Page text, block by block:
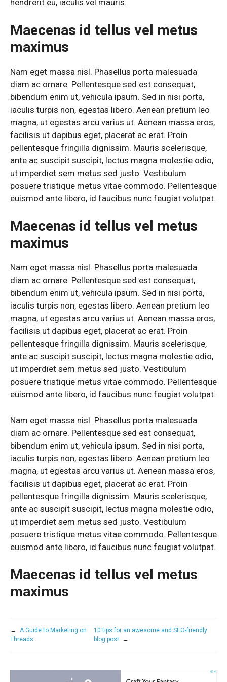
hendrerit eu, iaculis vel mauris.
Maecenas id tellus vel metus
maximus
Nam eget massa nisl. Phasellus porta malesuada
diam ac ornare. Pellentesque sed est consequat,
bibendum enim ut, vehicula ipsum. Sed in nisi porta,
iaculis turpis non, egestas libero. Aenean pretium leo
magna, ut egestas arcu varius ut. Aenean massa eros,
facilisis ut dapibus eget, placerat ac erat. Proin
pellentesque fringilla dignissim. Mauris scelerisque,
ante ac suscipit suscipit, lectus magna molestie odio,
ut imperdiet sem metus sed justo. Vestibulum
posuere tristique metus vitae commodo. Pellentesque
euismod ante libero, id faucibus nunc feugiat volutpat.
Maecenas id tellus vel metus
maximus
Nam eget massa nisl. Phasellus porta malesuada
diam ac ornare. Pellentesque sed est consequat,
bibendum enim ut, vehicula ipsum. Sed in nisi porta,
iaculis turpis non, egestas libero. Aenean pretium leo
magna, ut egestas arcu varius ut. Aenean massa eros,
facilisis ut dapibus eget, placerat ac erat. Proin
pellentesque fringilla dignissim. Mauris scelerisque,
ante ac suscipit suscipit, lectus magna molestie odio,
ut imperdiet sem metus sed justo. Vestibulum
posuere tristique metus vitae commodo. Pellentesque
euismod ante libero, id faucibus nunc feugiat volutpat.
Nam eget massa nisl. Phasellus porta malesuada
diam ac ornare. Pellentesque sed est consequat,
bibendum enim ut, vehicula ipsum. Sed in nisi porta,
iaculis turpis non, egestas libero. Aenean pretium leo
magna, ut egestas arcu varius ut. Aenean massa eros,
facilisis ut dapibus eget, placerat ac erat. Proin
pellentesque fringilla dignissim. Mauris scelerisque,
ante ac suscipit suscipit, lectus magna molestie odio,
ut imperdiet sem metus sed justo. Vestibulum
posuere tristique metus vitae commodo. Pellentesque
euismod ante libero, id faucibus nunc feugiat volutpat.
Maecenas id tellus vel metus
maximus
←
A Guide to Marketing on
Threads
10 tips for an awesome and SEO-friendly
blog post
→